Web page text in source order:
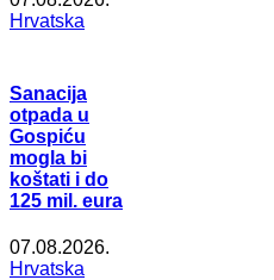
Hrvatska
Sanacija
otpada u
Gospiću
mogla bi
koštati i do
125 mil. eura
07.08.2026.
Hrvatska